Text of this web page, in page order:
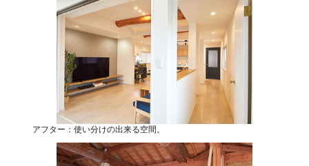
アフター：使い分けの出来る空間。